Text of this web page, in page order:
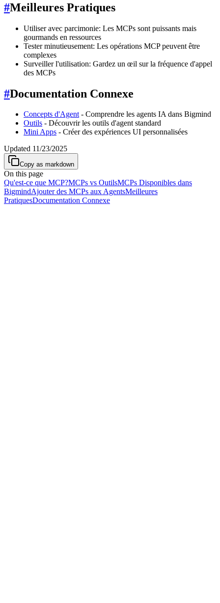
#Meilleures Pratiques
Utiliser avec parcimonie: Les MCPs sont puissants mais
gourmands en ressources
Tester minutieusement: Les opérations MCP peuvent être
complexes
Surveiller l'utilisation: Gardez un œil sur la fréquence d'appel
des MCPs
#Documentation Connexe
Concepts d'Agent- Comprendre les agents IA dans Bigmind
Outils - Découvrir les outils d'agent standard
Mini Apps - Créer des expériences UI personnalisées
Updated 11/23/2025
Copy as markdown
On this page
Qu'est-ce que MCP?MCPs vs OutilsMCPs Disponibles dans
BigmindAjouter des MCPs aux AgentsMeilleures
PratiquesDocumentation Connexe